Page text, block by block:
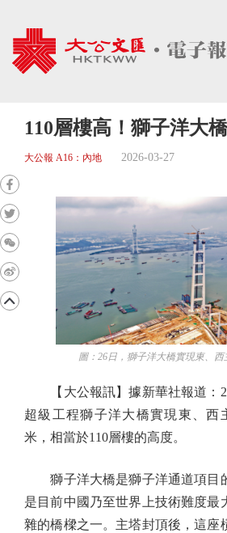
110層樓高！獅子洋大
大公報 A16：內地 2026-03-27
圖：26日，獅子洋大橋實現東、西
【大公報訊】據新華社報道：
超級工程獅子洋大橋實現東、西
米，相當於110層樓的高度。
獅子洋大橋是獅子洋通道項目
是目前中國乃至世界上技術難度最
雜的橋樑之一。主塔封頂後，這座